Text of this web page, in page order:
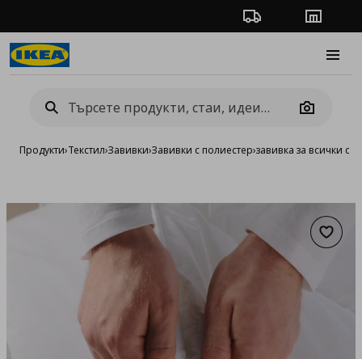
Проследяване на
Camera
Продукти›Текстил›Завивки›Завивки с полиестер›завивка за всички